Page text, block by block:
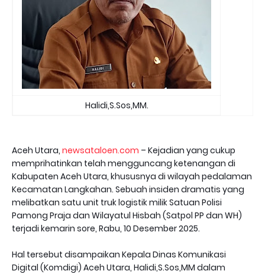
Halidi,S.Sos,MM.
Aceh Utara, newsataloen.com – Kejadian yang cukup
memprihatinkan telah mengguncang ketenangan di
Kabupaten Aceh Utara, khususnya di wilayah pedalaman
Kecamatan Langkahan. Sebuah insiden dramatis yang
melibatkan satu unit truk logistik milik Satuan Polisi
Pamong Praja dan Wilayatul Hisbah (Satpol PP dan WH)
terjadi kemarin sore, Rabu, 10 Desember 2025.
Hal tersebut disampaikan Kepala Dinas Komunikasi
Digital (Komdigi) Aceh Utara, Halidi,S.Sos,MM dalam